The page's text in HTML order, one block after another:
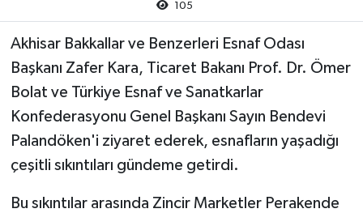
105
Akhisar Bakkallar ve Benzerleri Esnaf Odası
Başkanı Zafer Kara, Ticaret Bakanı Prof. Dr. Ömer
Bolat ve Türkiye Esnaf ve Sanatkarlar
Konfederasyonu Genel Başkanı Sayın Bendevi
Palandöken'i ziyaret ederek, esnafların yaşadığı
çeşitli sıkıntıları gündeme getirdi.
Bu sıkıntılar arasında Zincir Marketler Perakende
Kadın
Teknoloji
Yerel Haber
Akhisar Emlak